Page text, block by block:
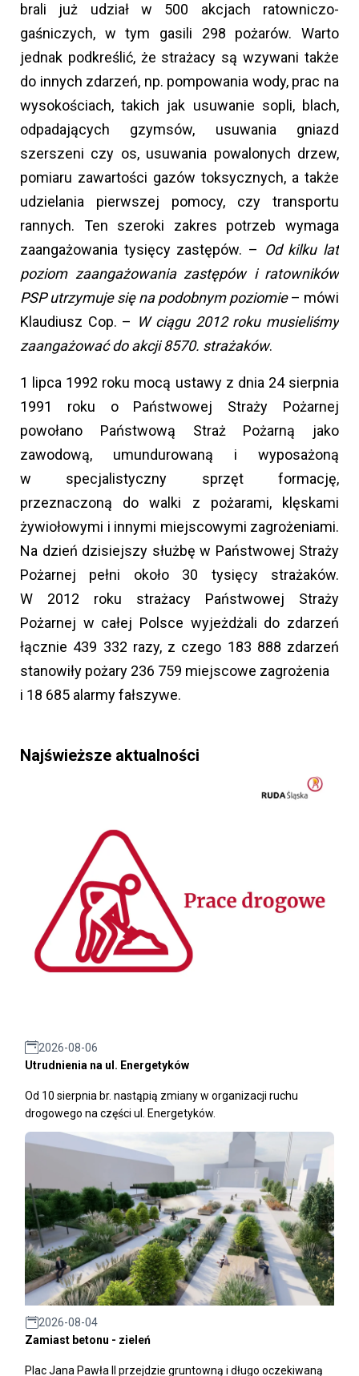
brali już udział w 500 akcjach ratowniczo-
gaśniczych, w tym gasili 298 pożarów. Warto
jednak podkreślić, że strażacy są wzywani także
do innych zdarzeń, np. pompowania wody, prac na
wysokościach, takich jak usuwanie sopli, blach,
odpadających gzymsów, usuwania gniazd
szerszeni czy os, usuwania powalonych drzew,
pomiaru zawartości gazów toksycznych, a także
udzielania pierwszej pomocy, czy transportu
rannych. Ten szeroki zakres potrzeb wymaga
zaangażowania tysięcy zastępów. – Od kilku lat
poziom zaangażowania zastępów i ratowników
PSP utrzymuje się na podobnym poziomie– mówi
Klaudiusz Cop. – W ciągu 2012 roku musieliśmy
zaangażować do akcji 8570. strażaków.
1 lipca 1992 roku mocą ustawy z dnia 24 sierpnia
1991 roku o Państwowej Straży Pożarnej
powołano Państwową Straż Pożarną jako
zawodową, umundurowaną i wyposażoną
w specjalistyczny sprzęt formację,
przeznaczoną do walki z pożarami, klęskami
żywiołowymi i innymi miejscowymi zagrożeniami.
Na dzień dzisiejszy służbę w Państwowej Straży
Pożarnej pełni około 30 tysięcy strażaków.
W 2012 roku strażacy Państwowej Straży
Pożarnej w całej Polsce wyjeżdżali do zdarzeń
łącznie 439 332 razy, z czego 183 888 zdarzeń
stanowiły pożary 236 759 miejscowe zagrożenia
i 18 685 alarmy fałszywe.
Najświeższe aktualności
2026-08-06
Utrudnienia na ul. Energetyków
Od 10 sierpnia br. nastąpią zmiany w organizacji ruchu
drogowego na części ul. Energetyków.
2026-08-04
Zamiast betonu - zieleń
Plac Jana Pawła II przejdzie gruntowną i długo oczekiwaną